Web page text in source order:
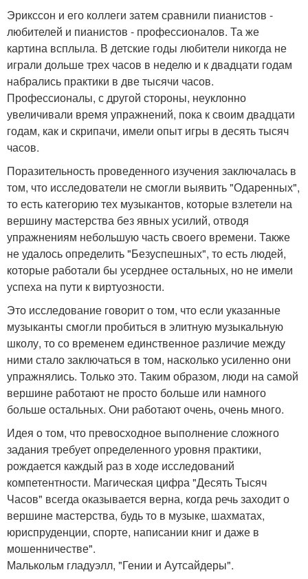
Эрикссон и его коллеги затем сравнили пианистов -
любителей и пианистов - профессионалов. Та же
картина всплыла. В детские годы любители никогда не
играли дольше трех часов в неделю и к двадцати годам
набрались практики в две тысячи часов.
Профессионалы, с другой стороны, неуклонно
увеличивали время упражнений, пока к своим двадцати
годам, как и скрипачи, имели опыт игры в десять тысяч
часов.
Поразительность проведенного изучения заключалась в
том, что исследователи не смогли выявить "Одаренных",
то есть категорию тех музыкантов, которые взлетели на
вершину мастерства без явных усилий, отводя
упражнениям небольшую часть своего времени. Также
не удалось определить "Безуспешных", то есть людей,
которые работали бы усерднее остальных, но не имели
успеха на пути к виртуозности.
Это исследование говорит о том, что если указанные
музыканты смогли пробиться в элитную музыкальную
школу, то со временем единственное различие между
ними стало заключаться в том, насколько усиленно они
упражнялись. Только это. Таким образом, люди на самой
вершине работают не просто больше или намного
больше остальных. Они работают очень, очень много.
Идея о том, что превосходное выполнение сложного
задания требует определенного уровня практики,
рождается каждый раз в ходе исследований
компетентности. Магическая цифра "Десять Тысяч
Часов" всегда оказывается верна, когда речь заходит о
вершине мастерства, будь то в музыке, шахматах,
юриспруденции, спорте, написании книг и даже в
мошенничестве".
Малькольм гладуэлл, "Гении и Аутсайдеры".